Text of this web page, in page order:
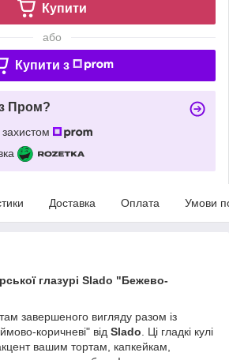
Купити
або
Купити з
Пром?
Доставка Оплата Умови
глазурі Slado "Бежево-
завершеного вигляду разом із
коричневі" від Slado . Ці гладкі кулі
вашим тортам, капкейкам,